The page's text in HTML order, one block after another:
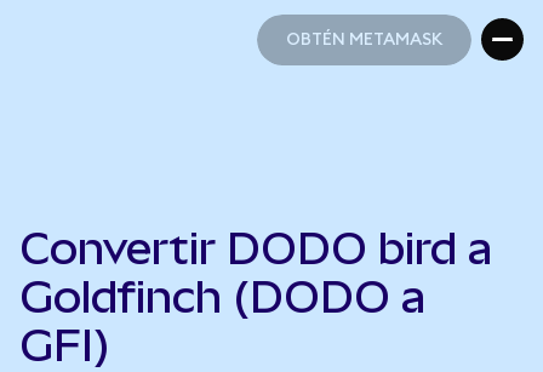
OBTÉN METAMASK
Convertir DODO bird a
Goldfinch (DODO a
GFI)